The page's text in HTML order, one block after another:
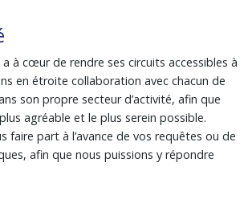
à cœur de rendre ses circuits accessibles à
en étroite collaboration avec chacun de
son propre secteur d’activité, afin que
agréable et le plus serein possible.
faire part à l’avance de vos requêtes ou de
afin que nous puissions y répondre